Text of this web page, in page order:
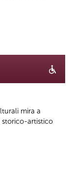
mira a
storico-artistico